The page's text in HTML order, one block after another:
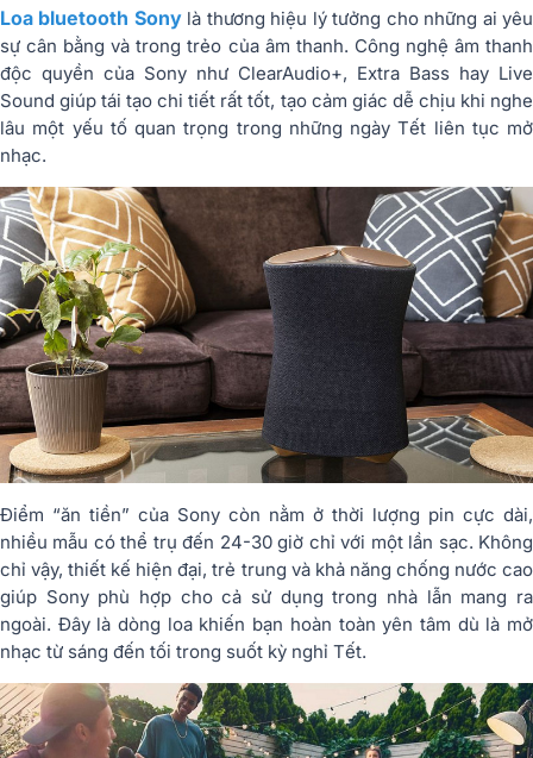
Loa bluetooth Sonylà thương hiệu lý tưởng cho những ai yêu
sự cân bằng và trong trẻo của âm thanh. Công nghệ âm thanh
độc quyền của Sony như ClearAudio+, Extra Bass hay Live
Sound giúp tái tạo chi tiết rất tốt, tạo cảm giác dễ chịu khi nghe
lâu một yếu tố quan trọng trong những ngày Tết liên tục mở
nhạc.
Điểm “ăn tiền” của Sony còn nằm ở thời lượng pin cực dài,
nhiều mẫu có thể trụ đến 24-30 giờ chỉ với một lần sạc. Không
chỉ vậy, thiết kế hiện đại, trẻ trung và khả năng chống nước cao
giúp Sony phù hợp cho cả sử dụng trong nhà lẫn mang ra
ngoài. Đây là dòng loa khiến bạn hoàn toàn yên tâm dù là mở
nhạc từ sáng đến tối trong suốt kỳ nghỉ Tết.